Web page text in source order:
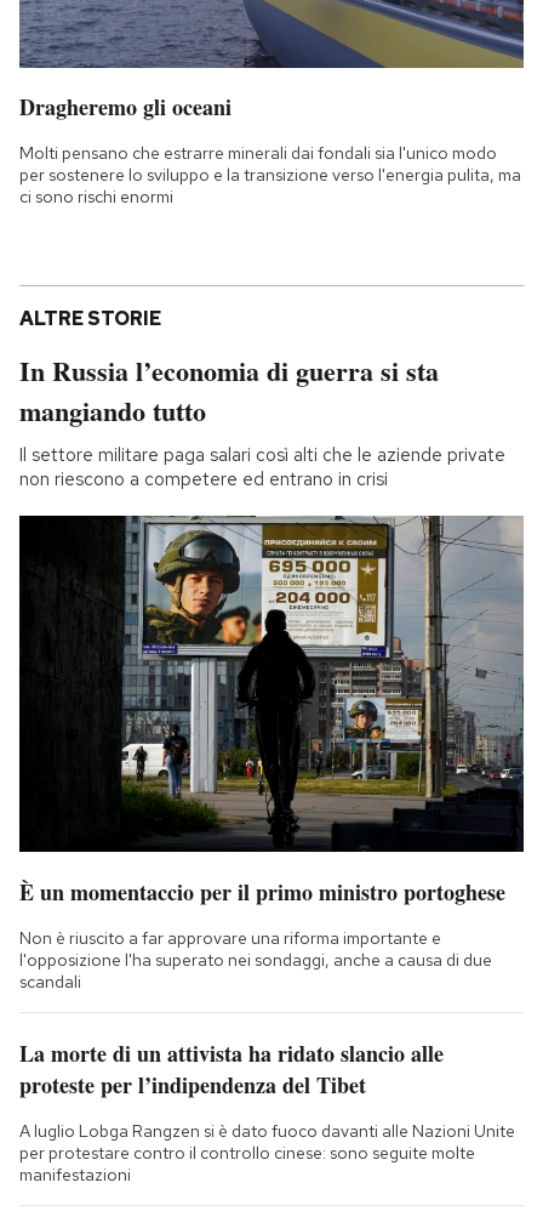
Dragheremo gli oceani
Molti pensano che estrarre minerali dai fondali sia l'unico modo
per sostenere lo sviluppo e la transizione verso l'energia pulita, ma
ci sono rischi enormi
ALTRE STORIE
In Russia l’economia di guerra si sta
mangiando tutto
Il settore militare paga salari così alti che le aziende private
non riescono a competere ed entrano in crisi
È un momentaccio per il primo ministro portoghese
Non è riuscito a far approvare una riforma importante e
l'opposizione l'ha superato nei sondaggi, anche a causa di due
scandali
La morte di un attivista ha ridato slancio alle
proteste per l’indipendenza del Tibet
A luglio Lobga Rangzen si è dato fuoco davanti alle Nazioni Unite
per protestare contro il controllo cinese: sono seguite molte
manifestazioni